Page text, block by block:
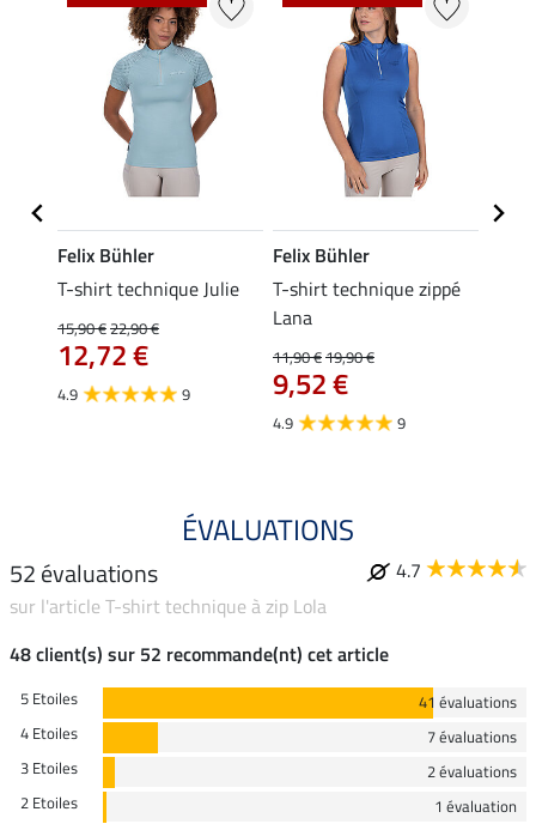
Felix Bühler
T-shirt technique Julie
15,90 €22,90 €
12,72 €
4.9 9
Felix Bühler
T-shirt technique zippé
Lana
11,90 €19,90 €
9,52 €
4.9 9
ÉVALUATIONS
52 évaluations
4.7
sur l'article T-shirt technique à zip Lola
48 client(s) sur 52 recommande(nt) cet article
5 Etoiles
41 évaluations
4 Etoiles
7 évaluations
3 Etoiles
2 évaluations
2 Etoiles
1 évaluation